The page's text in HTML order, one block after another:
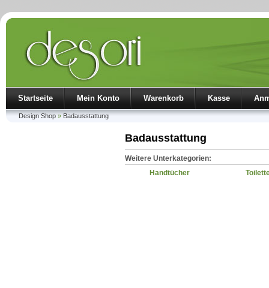
Startseite Mein Konto Warenkorb Kasse
Design Shop»Badausstattung
Badausstattung
Weitere Unterkategorien:
Handtücher